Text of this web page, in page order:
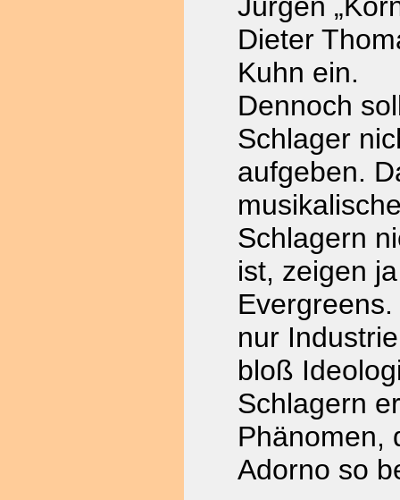
Dieter
Kuhn ein.
Dennoch
Schlager
aufgeben.
Schlagern
ist, zeigen
nur
bloß
Schlagern
Phänomen,
Adorno so